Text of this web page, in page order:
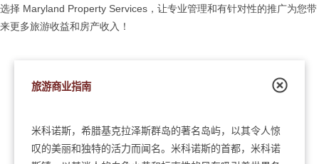
选择 Maryland Property Services ， 让专业管理和有针对性的推广为您带
来更多旅游收益和房产收入 ！
旅游商业指南
米科诺斯，希腊基克拉泽斯群岛的著名岛屿，以其令人惊
叹的美丽和独特的活力而闻名。米科诺斯的首都，米科诺